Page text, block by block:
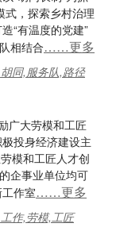
式，探索乡村治理
“有温度的党建”
相结合……更多
同,服务队,路径
广大劳模和工匠
投身经济建设主
模和工匠人才创
企事业单位均可
作室……更多
作,劳模,工匠